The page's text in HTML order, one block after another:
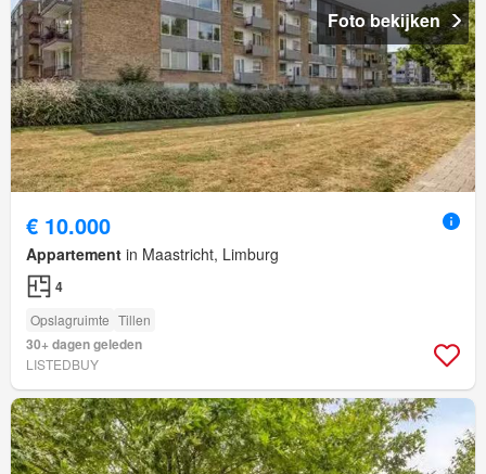
Foto bekijken
€ 10.000
Appartement in Maastricht, Limburg
4
Opslagruimte Tillen
30+ dagen geleden
LISTEDBUY